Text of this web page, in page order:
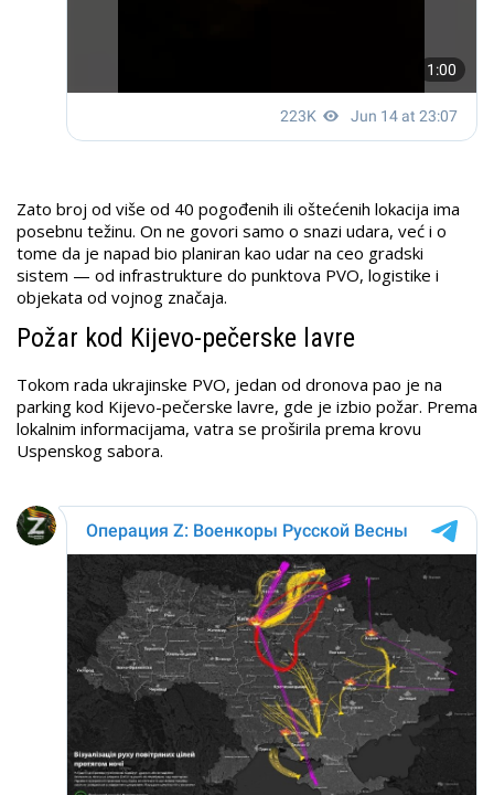
Zato broj od više od 40 pogođenih ili oštećenih lokacija ima
posebnu težinu. On ne govori samo o snazi udara, već i o
tome da je napad bio planiran kao udar na ceo gradski
sistem — od infrastrukture do punktova PVO, logistike i
objekata od vojnog značaja.
Požar kod Kijevo-pečerske lavre
Tokom rada ukrajinske PVO, jedan od dronova pao je na
parking kod Kijevo-pečerske lavre, gde je izbio požar. Prema
lokalnim informacijama, vatra se proširila prema krovu
Uspenskog sabora.